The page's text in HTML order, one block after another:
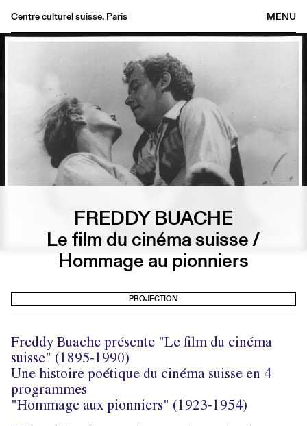
MENU
Centre culturel suisse. Paris
Agenda
Archives
Médiathèque
Éditions
Informations
FREDDY BUACHE
Le film du cinéma suisse /
Hommage au pionniers
PROJECTION
Freddy Buache présente "Le film du cinéma
suisse" (1895-1990)
Une histoire poétique du cinéma suisse en 4
programmes
"Hommage aux pionniers" (1923-1954)